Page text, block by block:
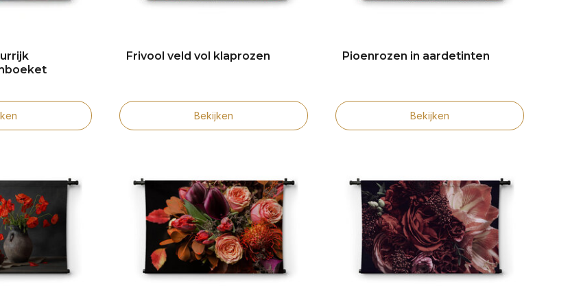
Frivool veld vol klaprozen
Bekijken
Pioenrozen in aardetinten
Bekijken